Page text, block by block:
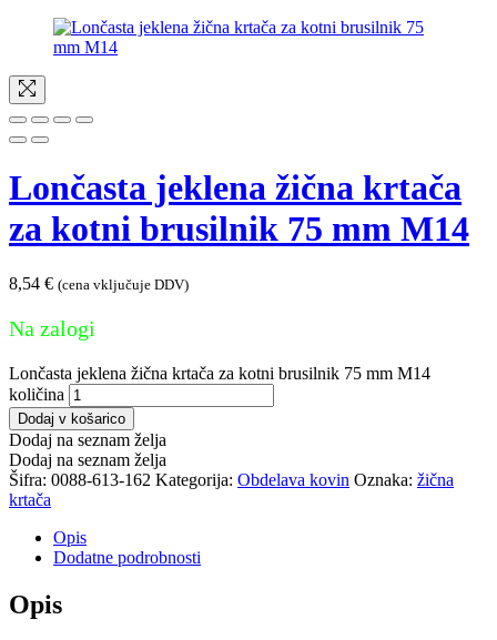
Lončasta jeklena žična krtača
za kotni brusilnik 75 mm M14
8,54 € (cena vključuje DDV)
Na zalogi
Lončasta jeklena žična krtača za kotni brusilnik 75 mm M14
količina
Dodaj v košarico
Dodaj na seznam želja
Dodaj na seznam želja
Šifra: 0088-613-162 Kategorija: Obdelava kovin Oznaka: žična
krtača
Opis
Dodatne podrobnosti
Opis